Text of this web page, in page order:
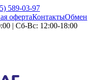
589-03-97
офертаКонтактыОбмен
| Сб-Вс: 12:00-18:00